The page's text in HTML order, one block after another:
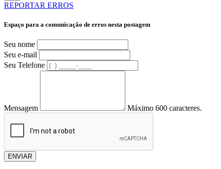
REPORTAR ERROS
Espaço para a comunicação de erros nesta postagem
Seu nome
Seu e-mail
Seu Telefone
Mensagem Máximo 600 caracteres.
ENVIAR